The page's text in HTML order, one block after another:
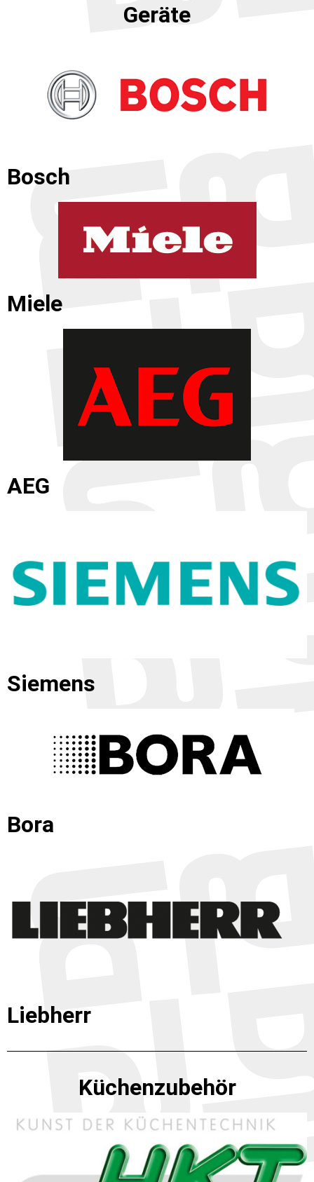
Geräte
Bosch
Miele
AEG
Siemens
Bora
Liebherr
Küchenzubehör